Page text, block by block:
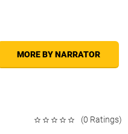
MORE BY NARRATOR
(0 Ratings)